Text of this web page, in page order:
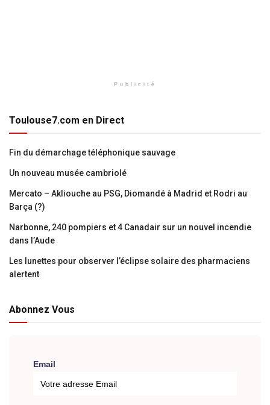
Publicité
Toulouse7.com en Direct
Fin du démarchage téléphonique sauvage
Un nouveau musée cambriolé
Mercato – Akliouche au PSG, Diomandé à Madrid et Rodri au
Barça (?)
Narbonne, 240 pompiers et 4 Canadair sur un nouvel incendie
dans l’Aude
Les lunettes pour observer l’éclipse solaire des pharmaciens
alertent
Abonnez Vous
Email